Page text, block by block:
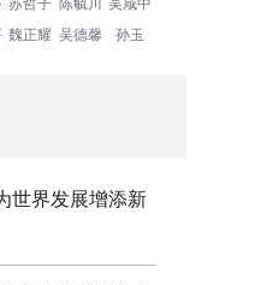
苏哲子 陈毓川
吴咸中
魏正耀 吴德馨 孙玉
世界发展增添新